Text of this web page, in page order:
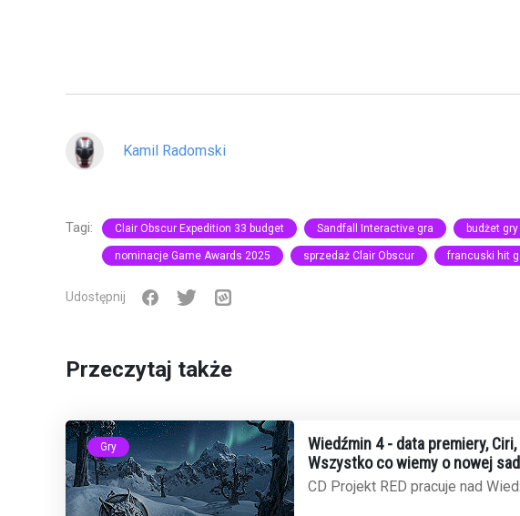
Kamil Radomski
Tagi: Clair Obscur Expedition 33 budget Sandfall Interactive gra budżet
nominacje Game Awards 2025 sprzedaż Clair Obscur francuski hit
Udostępnij
Przeczytaj także
Gry
Wiedźmin 4 - data premiery, Ciri,
Wszystko co wiemy o nowej
CD Projekt RED pracuje nad